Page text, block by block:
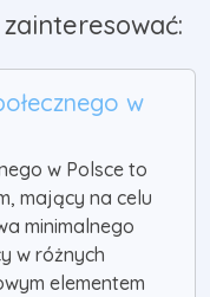
w
w Polsce to
mający na celu
minimalnego
w różnych
elementem